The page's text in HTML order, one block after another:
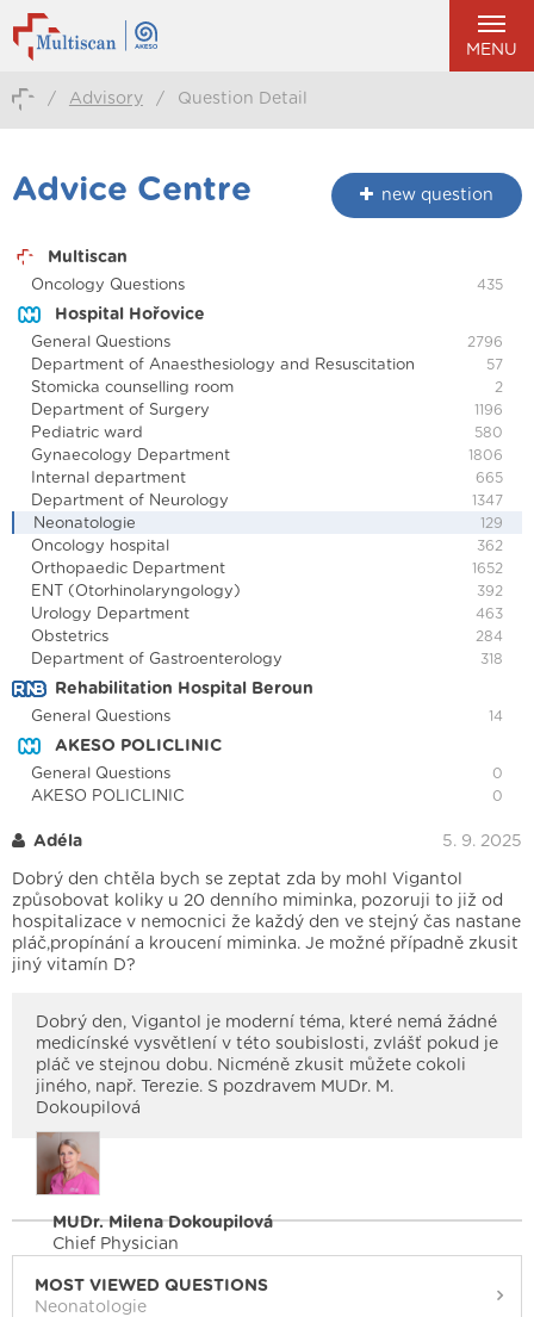
MENU
/ Advisory / Question Detail
Advice Centre new question
Multiscan
Oncology Questions 435
Hospital Hořovice
General Questions 2796
Department of Anaesthesiology and Resuscitation 57
Stomicka counselling room 2
Department of Surgery 1196
Pediatric ward 580
Gynaecology Department 1806
Internal department 665
Department of Neurology 1347
Neonatologie 129
Oncology hospital 362
Orthopaedic Department 1652
ENT (Otorhinolaryngology) 392
Urology Department 463
Obstetrics 284
Department of Gastroenterology 318
Rehabilitation Hospital Beroun
General Questions 14
AKESO POLICLINIC
General Questions 0
AKESO POLICLINIC 0
Adéla 5. 9. 2025
Dobrý den chtěla bych se zeptat zda by mohl Vigantol
způsobovat koliky u 20 denního miminka, pozoruji to již od
hospitalizace v nemocnici že každý den ve stejný čas nastane
pláč,propínání a kroucení miminka. Je možné případně zkusit
jiný vitamín D?
Dobrý den, Vigantol je moderní téma, které nemá žádné
medicínské vysvětlení v této soubislosti, zvlášť pokud je
pláč ve stejnou dobu. Nicméně zkusit můžete cokoli
jiného, např. Terezie. S pozdravem MUDr. M.
Dokoupilová
MUDr. Milena Dokoupilová
Chief Physician
MOST VIEWED QUESTIONS
Neonatologie